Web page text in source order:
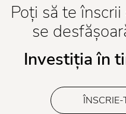
Poți să te
se
Investiția în